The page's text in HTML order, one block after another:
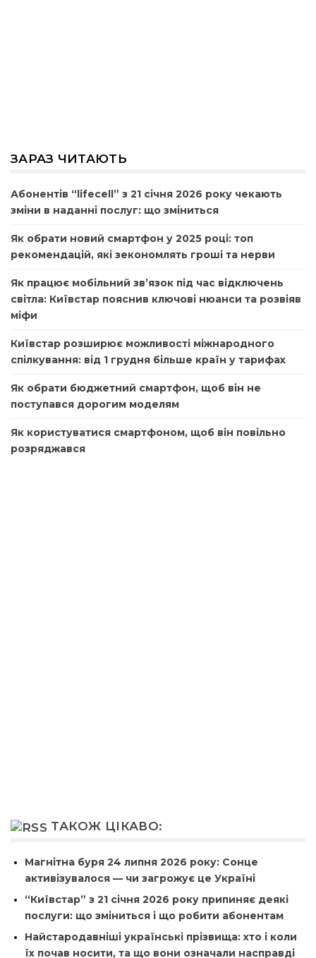
ЗАРАЗ ЧИТАЮТЬ
Абонентів “lifecell” з 21 січня 2026 року чекають
зміни в наданні послуг: що зміниться
Як обрати новий смартфон у 2025 році: топ
рекомендацій, які зекономлять гроші та нерви
Як працює мобільний зв’язок під час відключень
світла: Київстар пояснив ключові нюанси та розвіяв
міфи
Київстар розширює можливості міжнародного
спілкування: від 1 грудня більше країн у тарифах
Як обрати бюджетний смартфон, щоб він не
поступався дорогим моделям
Як користуватися смартфоном, щоб він повільно
розряджався
ТАКОЖ ЦІКАВО:
Магнітна буря 24 липня 2026 року: Сонце
активізувалося — чи загрожує це Україні
“Київстар” з 21 січня 2026 року припиняє деякі
послуги: що зміниться і що робити абонентам
Найстародавніші українські прізвища: хто і коли
їх почав носити, та що вони означали насправді